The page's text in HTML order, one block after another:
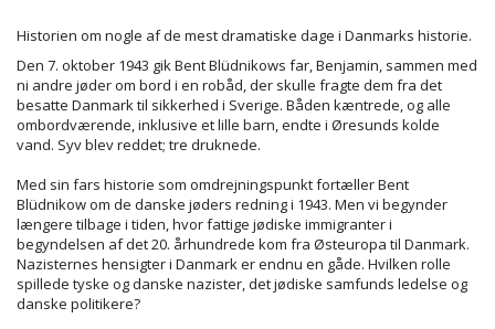
Historien om nogle af de mest dramatiske dage i Danmarks historie.
Den 7. oktober 1943 gik Bent Blüdnikows far, Benjamin, sammen med
ni andre jøder om bord i en robåd, der skulle fragte dem fra det
besatte Danmark til sikkerhed i Sverige. Båden kæntrede, og alle
ombordværende, inklusive et lille barn, endte i Øresunds kolde
vand. Syv blev reddet; tre druknede.
Med sin fars historie som omdrejningspunkt fortæller Bent
Blüdnikow om de danske jøders redning i 1943. Men vi begynder
længere tilbage i tiden, hvor fattige jødiske immigranter i
begyndelsen af det 20. århundrede kom fra Østeuropa til Danmark.
Nazisternes hensigter i Danmark er endnu en gåde. Hvilken rolle
spillede tyske og danske nazister, det jødiske samfunds ledelse og
danske politikere?